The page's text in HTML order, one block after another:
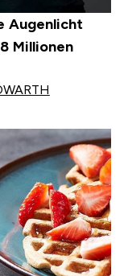
Augenlicht
Millionen